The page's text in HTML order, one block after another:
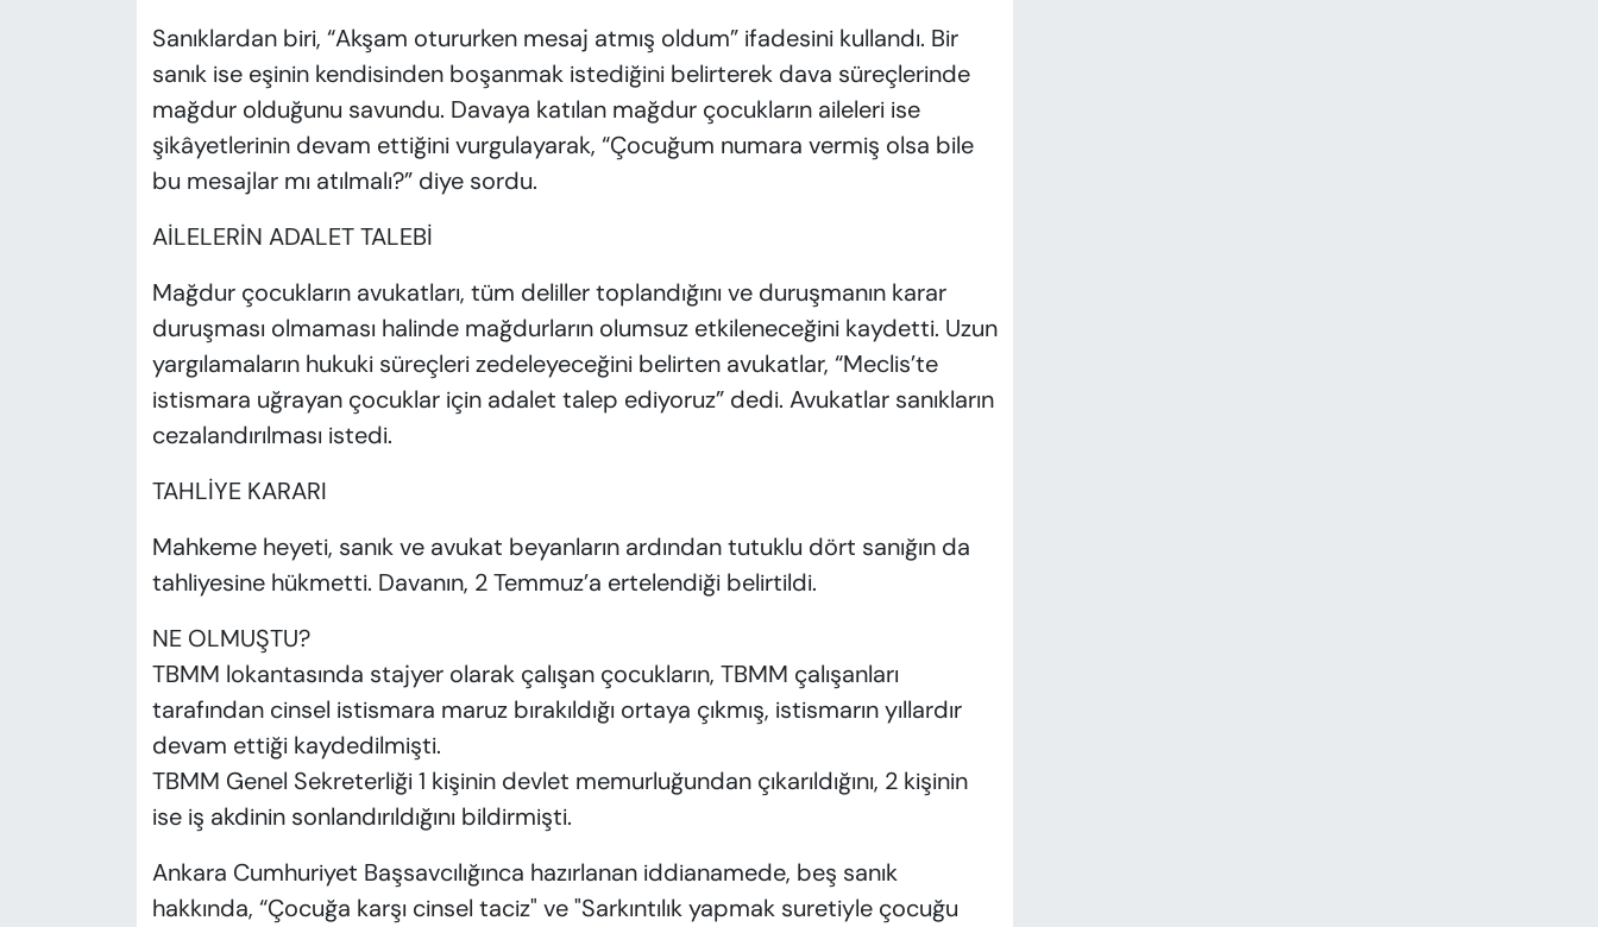
Sanıklardan biri, “Akşam otururken mesaj atmış oldum” ifadesini kullandı. Bir
sanık ise eşinin kendisinden boşanmak istediğini belirterek dava süreçlerinde
mağdur olduğunu savundu. Davaya katılan mağdur çocukların aileleri ise
şikâyetlerinin devam ettiğini vurgulayarak, “Çocuğum numara vermiş olsa bile
bu mesajlar mı atılmalı?” diye sordu.
AİLELERİN ADALET TALEBİ
Mağdur çocukların avukatları, tüm deliller toplandığını ve duruşmanın karar
duruşması olmaması halinde mağdurların olumsuz etkileneceğini kaydetti. Uzun
yargılamaların hukuki süreçleri zedeleyeceğini belirten avukatlar, “Meclis’te
istismara uğrayan çocuklar için adalet talep ediyoruz” dedi. Avukatlar sanıkların
cezalandırılması istedi.
TAHLİYE KARARI
Mahkeme heyeti, sanık ve avukat beyanların ardından tutuklu dört sanığın da
tahliyesine hükmetti. Davanın, 2 Temmuz’a ertelendiği belirtildi.
NE OLMUŞTU?
TBMM lokantasında stajyer olarak çalışan çocukların, TBMM çalışanları
tarafından cinsel istismara maruz bırakıldığı ortaya çıkmış, istismarın yıllardır
devam ettiği kaydedilmişti.
TBMM Genel Sekreterliği 1 kişinin devlet memurluğundan çıkarıldığını, 2 kişinin
ise iş akdinin sonlandırıldığını bildirmişti.
Ankara Cumhuriyet Başsavcılığınca hazırlanan iddianamede, beş sanık
hakkında, “Çocuğa karşı cinsel taciz" ve "Sarkıntılık yapmak suretiyle çocuğu